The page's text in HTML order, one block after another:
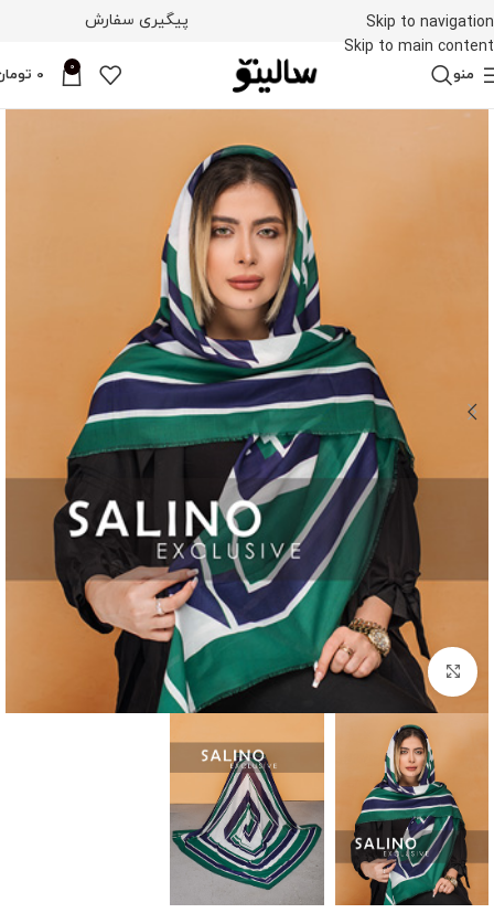
Skip to navigation
Skip to main content
پیگیری سفارش
منو 0
0
بزرگنمایی تصویر